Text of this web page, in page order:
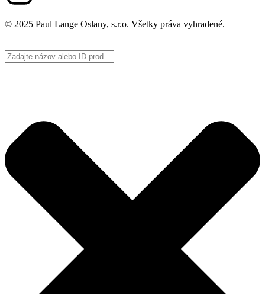
© 2025 Paul Lange Oslany, s.r.o. Všetky práva vyhradené.